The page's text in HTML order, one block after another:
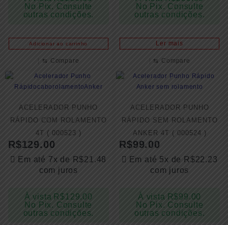
No Pix. Consulte
outras condições.
Adicionar ao carrinho
⇆ Compare
No Pix. Consulte
outras condições.
Ler mais
⇆ Compare
ACELERADOR PUNHO
RÁPIDO COM ROLAMENTO
4T ( 000523 )
R$129.00
Em até 7x de R$21.48
com juros
À vista R$129.00
No Pix. Consulte
outras condições.
ACELERADOR PUNHO
RÁPIDO SEM ROLAMENTO
ANKER 4T ( 000524 )
R$99.00
Em até 5x de R$22.23
com juros
À vista R$99.00
No Pix. Consulte
outras condições.